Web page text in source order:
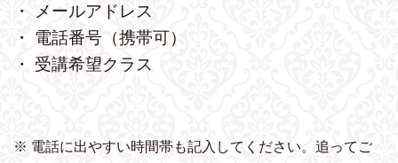
・ メールアドレス
・ 電話番号（携帯可）
・ 受講希望クラス
※ 電話に出やすい時間帯も記入してください。追ってご